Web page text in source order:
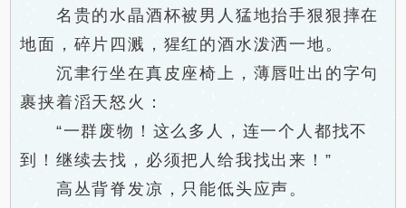
名贵的水晶酒杯被男人猛地抬手狠狠摔在
地面，碎片四溅，猩红的酒水泼洒一地。
沉聿行坐在真皮座椅上，薄唇吐出的字句
裹挟着滔天怒火：
“一群废物！这么多人，连一个人都找不
到！继续去找，必须把人给我找出来！”
高丛背脊发凉，只能低头应声。